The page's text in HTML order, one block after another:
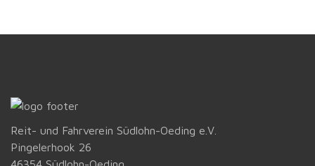
Reit- und Fahrverein Südlohn-Oeding e.V.
Pingelerhook 26